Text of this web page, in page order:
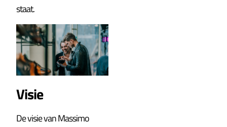
staat.
Visie
De visie van Massimo